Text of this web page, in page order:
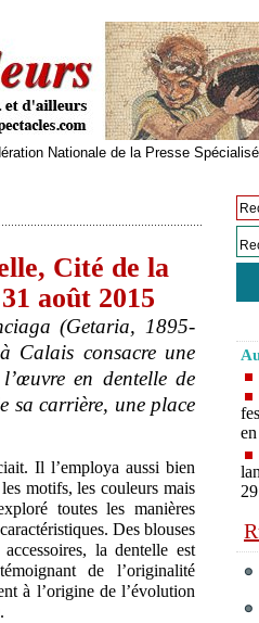
Nationale de la Presse
Cité de la
août 2015
(Getaria, 1895-
Calais consacre une
en dentelle de
sa carrière, une place
Il l’employa aussi bien
motifs, les couleurs mais
toutes les manières
Des blouses
la dentelle est
de l’originalité
à l’origine de l’évolution